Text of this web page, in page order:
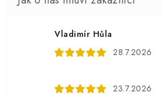
Vladimír Hůla
28.7.2026
23.7.2026